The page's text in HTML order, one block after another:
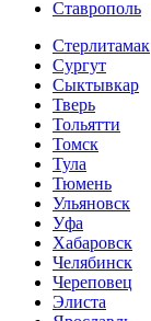
Ставрополь
Стерлитамак
Сургут
Сыктывкар
Тверь
Тольятти
Томск
Тула
Тюмень
Ульяновск
Уфа
Хабаровск
Челябинск
Череповец
Элиста